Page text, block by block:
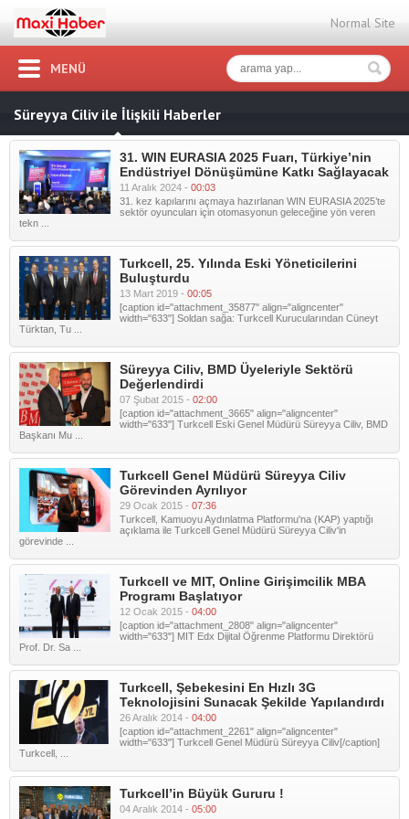
Normal Site
MENÜ
Süreyya Ciliv ile İlişkili Haberler
31. WIN EURASIA 2025 Fuarı, Türkiye’nin
Endüstriyel Dönüşümüne Katkı Sağlayacak
11 Aralık 2024 - 00:03
31. kez kapılarını açmaya hazırlanan WIN EURASIA 2025’te
sektör oyuncuları için otomasyonun geleceğine yön veren
tekn ...
Turkcell, 25. Yılında Eski Yöneticilerini
Buluşturdu
13 Mart 2019 - 00:05
[caption id="attachment_35877" align="aligncenter"
width="633"] Soldan sağa: Turkcell Kurucularından Cüneyt
Türktan, Tu ...
Süreyya Ciliv, BMD Üyeleriyle Sektörü
Değerlendirdi
07 Şubat 2015 - 02:00
[caption id="attachment_3665" align="aligncenter"
width="633"] Turkcell Eski Genel Müdürü Süreyya Ciliv, BMD
Başkanı Mu ...
Turkcell Genel Müdürü Süreyya Ciliv
Görevinden Ayrılıyor
29 Ocak 2015 - 07:36
Turkcell, Kamuoyu Aydınlatma Platformu'na (KAP) yaptığı
açıklama ile Turkcell Genel Müdürü Süreyya Ciliv'in
görevinde ...
Turkcell ve MIT, Online Girişimcilik MBA
Programı Başlatıyor
12 Ocak 2015 - 04:00
[caption id="attachment_2808" align="aligncenter"
width="633"] MIT Edx Dijital Öğrenme Platformu Direktörü
Prof. Dr. Sa ...
Turkcell, Şebekesini En Hızlı 3G
Teknolojisini Sunacak Şekilde Yapılandırdı
26 Aralık 2014 - 04:00
[caption id="attachment_2261" align="aligncenter"
width="633"] Turkcell Genel Müdürü Süreyya Ciliv[/caption]
Turkcell, ...
Turkcell’in Büyük Gururu !
04 Aralık 2014 - 05:00